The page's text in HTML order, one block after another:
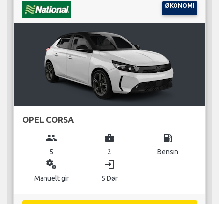
ØKONOMI
OPEL CORSA
group
5
business_center
2
local_gas_station
Bensin
miscellaneous_services
Manuelt gir
login
5 Dør